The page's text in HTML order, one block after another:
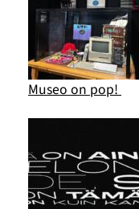
Museo on pop!